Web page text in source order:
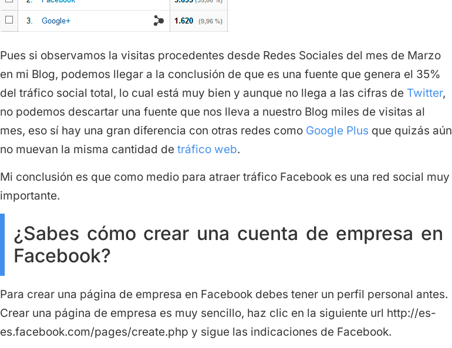
Pues si observamos la visitas procedentes desde Redes Sociales del mes de Marzo
en mi Blog, podemos llegar a la conclusión de que es una fuente que genera el 35%
del tráfico social total, lo cual está muy bien y aunque no llega a las cifras de Twitter,
no podemos descartar una fuente que nos lleva a nuestro Blog miles de visitas al
mes, eso sí hay una gran diferencia con otras redes como Google Plus que quizás aún
no muevan la misma cantidad de tráfico web.
Mi conclusión es que como medio para atraer tráfico Facebook es una red social muy
importante.
¿Sabes cómo crear una cuenta de empresa en
Facebook?
Para crear una página de empresa en Facebook debes tener un perfil personal antes.
Crear una página de empresa es muy sencillo, haz clic en la siguiente url http://es-
es.facebook.com/pages/create.php y sigue las indicaciones de Facebook.